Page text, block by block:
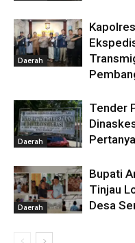
Daerah
Daerah
Tender
Daerah
Bupati
Tinjau
Desa